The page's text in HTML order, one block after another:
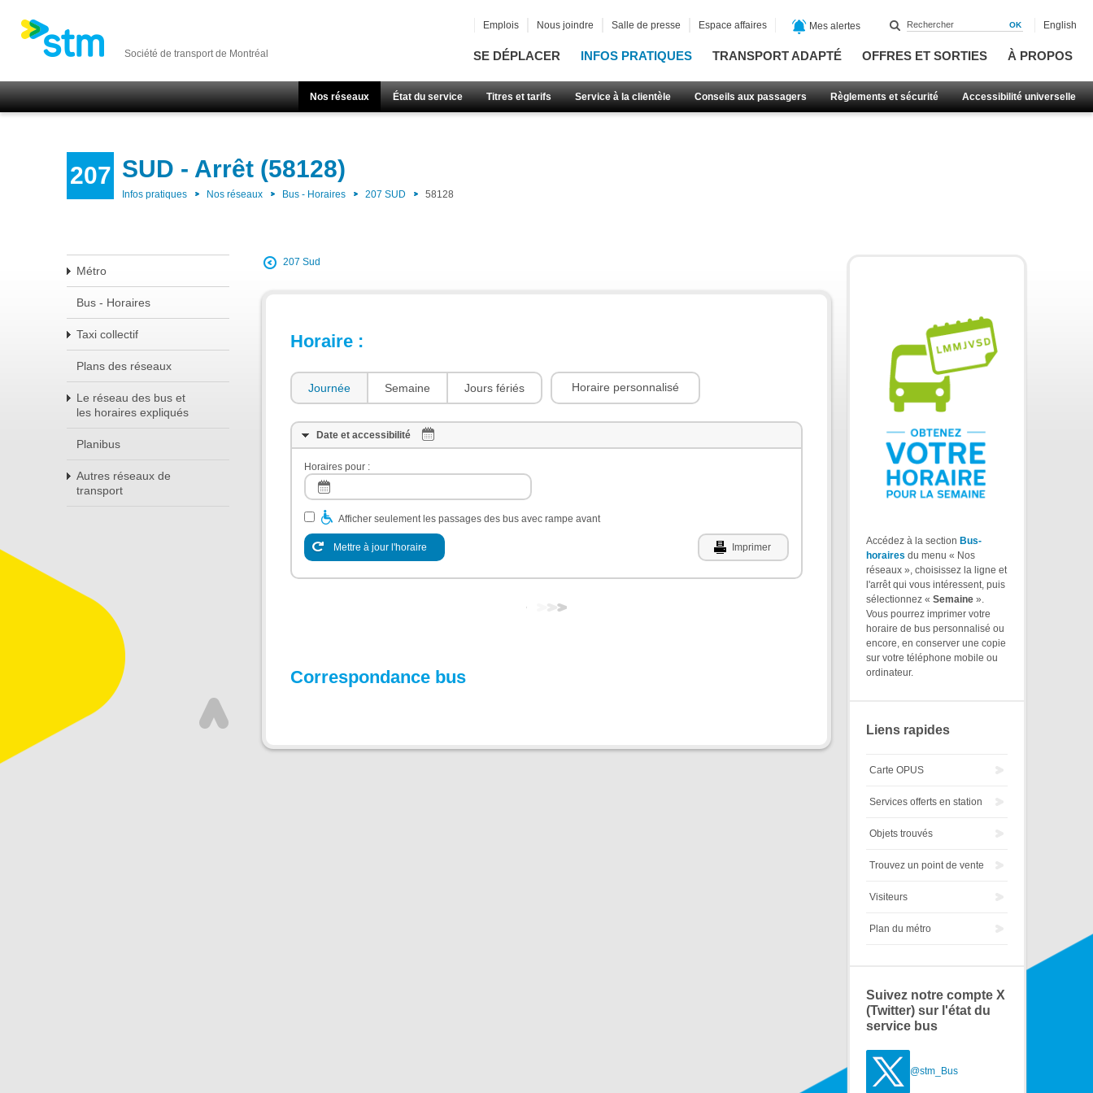
Société de transport de Montréal SE DÉPLACER INFOS PRATIQUES TRANSPORT ADAPTÉ OFFRES ET SORTIES À PROPOS
Nos réseaux État du service Titres et tarifs Service à la clientèle Conseils aux passagers Règlements et sécurité Accessibilité universelle
Emplois Nous joindre Salle de presse Espace affaires Mes alertes English
207 SUD - Arrêt (58128)
Infos pratiques Nos réseaux Bus - Horaires 207 SUD 58128
Métro
Bus - Horaires
Taxi collectif
Plans des réseaux
Le réseau des bus et
les horaires expliqués
Planibus
Autres réseaux de
transport
207 Sud
Horaire :
Journée Semaine Jours fériés Horaire personnalisé
Date et accessibilité
Horaires pour :
Afficher seulement les passages des bus avec rampe avant
Mettre à jour l'horaire Imprimer
Correspondance bus
Accédez à la section Bus-
horaires du menu « Nos
réseaux », choisissez la ligne et
l'arrêt qui vous intéressent, puis
sélectionnez « Semaine ».
Vous pourrez imprimer votre
horaire de bus personnalisé ou
encore, en conserver une copie
sur votre téléphone mobile ou
ordinateur.
Liens rapides
Carte OPUS
Services offerts en station
Objets trouvés
Trouvez un point de vente
Visiteurs
Plan du métro
Suivez notre compte X
(Twitter) sur l'état du
service bus
@stm_Bus